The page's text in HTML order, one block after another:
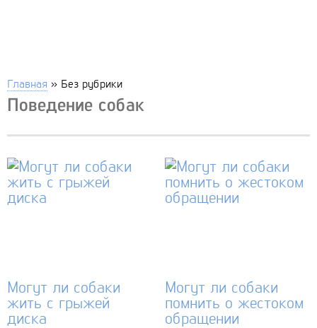
Главная » Без рубрики
Поведение собак
Могут ли собаки
жить с грыжей
диска
Могут ли собаки
помнить о жестоком
обращении